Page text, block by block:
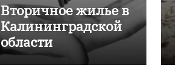
Вторичное жилье в
Калининградской
области
подорожало на